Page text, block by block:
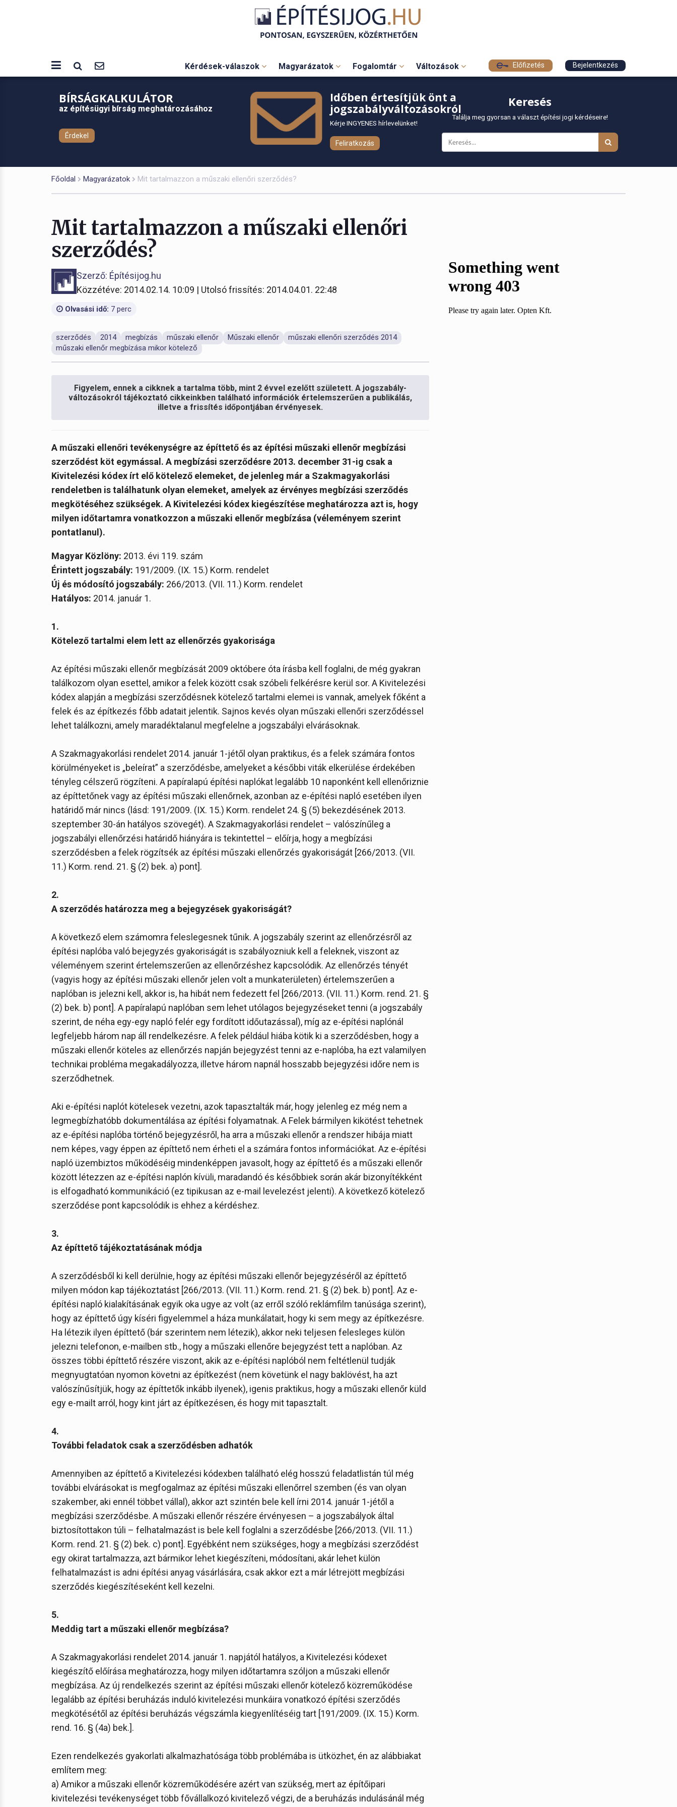
Kérdések-válaszok Magyarázatok Fogalomtár Változások Előfizetés Bejelentkezés
BÍRSÁGKALKULÁTOR
az építésügyi bírság meghatározásához
Érdekel
Időben értesítjük önt a
jogszabályváltozásokról
Kérje INGYENES hírlevelünket!
Feliratkozás
Keresés
Találja meg gyorsan a választ építési jogi kérdéseire!
Főoldal Magyarázatok Mit tartalmazzon a műszaki ellenőri szerződés?
Mit tartalmazzon a műszaki ellenőri
szerződés?
Szerző: Építésijog.hu
Közzétéve: 2014.02.14. 10:09 | Utolsó frissítés: 2014.04.01. 22:48
Olvasási idő: 7 perc
szerződés 2014 megbízás műszaki ellenőr Műszaki ellenőr
műszaki ellenőri szerződés 2014
műszaki ellenőr megbízása mikor kötelező
Figyelem, ennek a cikknek a tartalma több, mint 2 évvel ezelőtt született. A jogszabály-
változásokról tájékoztató cikkeinkben található információk értelemszerűen a publikálás,
illetve a frissítés időpontjában érvényesek.
A műszaki ellenőri tevékenységre az építtető és az építési műszaki ellenőr megbízási
szerződést köt egymással. A megbízási szerződésre 2013. december 31-ig csak a
Kivitelezési kódex írt elő kötelező elemeket, de jelenleg már a Szakmagyakorlási
rendeletben is találhatunk olyan elemeket, amelyek az érvényes megbízási szerződés
megkötéséhez szükségek. A Kivitelezési kódex kiegészítése meghatározza azt is, hogy
milyen időtartamra vonatkozzon a műszaki ellenőr megbízása (véleményem szerint
pontatlanul).
Magyar Közlöny: 2013. évi 119. szám
Érintett jogszabály: 191/2009. (IX. 15.) Korm. rendelet
Új és módosító jogszabály: 266/2013. (VII. 11.) Korm. rendelet
Hatályos: 2014. január 1.
1.
Kötelező tartalmi elem lett az ellenőrzés gyakorisága
Az építési műszaki ellenőr megbízását 2009 októbere óta írásba kell foglalni, de még gyakran
találkozom olyan esettel, amikor a felek között csak szóbeli felkérésre kerül sor. A Kivitelezési
kódex alapján a megbízási szerződésnek kötelező tartalmi elemei is vannak, amelyek főként a
felek és az építkezés főbb adatait jelentik. Sajnos kevés olyan műszaki ellenőri szerződéssel
lehet találkozni, amely maradéktalanul megfelelne a jogszabályi elvárásoknak.
A Szakmagyakorlási rendelet 2014. január 1-jétől olyan praktikus, és a felek számára fontos
körülményeket is „beleírat” a szerződésbe, amelyeket a későbbi viták elkerülése érdekében
tényleg célszerű rögzíteni. A papíralapú építési naplókat legalább 10 naponként kell ellenőriznie
az építtetőnek vagy az építési műszaki ellenőrnek, azonban az e-építési napló esetében ilyen
határidő már nincs (lásd: 191/2009. (IX. 15.) Korm. rendelet 24. § (5) bekezdésének 2013.
szeptember 30-án hatályos szövegét). A Szakmagyakorlási rendelet – valószínűleg a
jogszabályi ellenőrzési határidő hiányára is tekintettel – előírja, hogy a megbízási
szerződésben a felek rögzítsék az építési műszaki ellenőrzés gyakoriságát [266/2013. (VII.
11.) Korm. rend. 21. § (2) bek. a) pont].
2.
A szerződés határozza meg a bejegyzések gyakoriságát?
A következő elem számomra feleslegesnek tűnik. A jogszabály szerint az ellenőrzésről az
építési naplóba való bejegyzés gyakoriságát is szabályozniuk kell a feleknek, viszont az
véleményem szerint értelemszerűen az ellenőrzéshez kapcsolódik. Az ellenőrzés tényét
(vagyis hogy az építési műszaki ellenőr jelen volt a munkaterületen) értelemszerűen a
naplóban is jelezni kell, akkor is, ha hibát nem fedezett fel [266/2013. (VII. 11.) Korm. rend. 21. §
(2) bek. b) pont]. A papíralapú naplóban sem lehet utólagos bejegyzéseket tenni (a jogszabály
szerint, de néha egy-egy napló felér egy fordított időutazással), míg az e-építési naplónál
legfeljebb három nap áll rendelkezésre. A felek például hiába kötik ki a szerződésben, hogy a
műszaki ellenőr köteles az ellenőrzés napján bejegyzést tenni az e-naplóba, ha ezt valamilyen
technikai probléma megakadályozza, illetve három napnál hosszabb bejegyzési időre nem is
szerződhetnek.
Aki e-építési naplót kötelesek vezetni, azok tapasztalták már, hogy jelenleg ez még nem a
legmegbízhatóbb dokumentálása az építési folyamatnak. A Felek bármilyen kikötést tehetnek
az e-építési naplóba történő bejegyzésről, ha arra a műszaki ellenőr a rendszer hibája miatt
nem képes, vagy éppen az építtető nem érheti el a számára fontos információkat. Az e-építési
napló üzembiztos működéséig mindenképpen javasolt, hogy az építtető és a műszaki ellenőr
között létezzen az e-építési naplón kívüli, maradandó és későbbiek során akár bizonyítékként
is elfogadható kommunikáció (ez tipikusan az e-mail levelezést jelenti). A következő kötelező
szerződése pont kapcsolódik is ehhez a kérdéshez.
3.
Az építtető tájékoztatásának módja
A szerződésből ki kell derülnie, hogy az építési műszaki ellenőr bejegyzéséről az építtető
milyen módon kap tájékoztatást [266/2013. (VII. 11.) Korm. rend. 21. § (2) bek. b) pont]. Az e-
építési napló kialakításának egyik oka ugye az volt (az erről szóló reklámfilm tanúsága szerint),
hogy az építtető úgy kíséri figyelemmel a háza munkálatait, hogy ki sem megy az építkezésre.
Ha létezik ilyen építtető (bár szerintem nem létezik), akkor neki teljesen felesleges külön
jelezni telefonon, e-mailben stb., hogy a műszaki ellenőre bejegyzést tett a naplóban. Az
összes többi építtető részére viszont, akik az e-építési naplóból nem feltétlenül tudják
megnyugtatóan nyomon követni az építkezést (nem követünk el nagy baklövést, ha azt
valószínűsítjük, hogy az építtetők inkább ilyenek), igenis praktikus, hogy a műszaki ellenőr küld
egy e-mailt arról, hogy kint járt az építkezésen, és hogy mit tapasztalt.
4.
További feladatok csak a szerződésben adhatók
Amennyiben az építtető a Kivitelezési kódexben található elég hosszú feladatlistán túl még
további elvárásokat is megfogalmaz az építési műszaki ellenőrrel szemben (és van olyan
szakember, aki ennél többet vállal), akkor azt szintén bele kell írni 2014. január 1-jétől a
megbízási szerződésbe. A műszaki ellenőr részére érvényesen – a jogszabályok által
biztosítottakon túli – felhatalmazást is bele kell foglalni a szerződésbe [266/2013. (VII. 11.)
Korm. rend. 21. § (2) bek. c) pont]. Egyébként nem szükséges, hogy a megbízási szerződést
egy okirat tartalmazza, azt bármikor lehet kiegészíteni, módosítani, akár lehet külön
felhatalmazást is adni építési anyag vásárlására, csak akkor ezt a már létrejött megbízási
szerződés kiegészítéseként kell kezelni.
5.
Meddig tart a műszaki ellenőr megbízása?
A Szakmagyakorlási rendelet 2014. január 1. napjától hatályos, a Kivitelezési kódexet
kiegészítő előírása meghatározza, hogy milyen időtartamra szóljon a műszaki ellenőr
megbízása. Az új rendelkezés szerint az építési műszaki ellenőr kötelező közreműködése
legalább az építési beruházás induló kivitelezési munkáira vonatkozó építési szerződés
megkötésétől az építési beruházás végszámla kiegyenlítéséig tart [191/2009. (IX. 15.) Korm.
rend. 16. § (4a) bek.].
Ezen rendelkezés gyakorlati alkalmazhatósága több problémába is ütközhet, én az alábbiakat
említem meg:
a) Amikor a műszaki ellenőr közreműködésére azért van szükség, mert az építőipari
kivitelezési tevékenységet több fővállalkozó kivitelező végzi, de a beruházás indulásánál még